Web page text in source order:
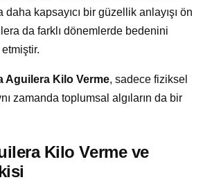
kapsayıcı bir güzellik anlayışı ön
da farklı dönemlerde bedenini
Aguilera Kilo Verme, sadece fiziksel
zamanda toplumsal algıların da bir
Kilo Verme ve